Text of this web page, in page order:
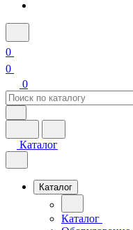
0
0
0
Каталог
Каталог
Каталог